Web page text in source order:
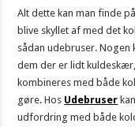
Alt dette kan man finde
blive skyllet af med det
sådan udebruser. Nogen
dem der er lidt
kombineres med både
gøre. Hos Udebruser
udfordring med både